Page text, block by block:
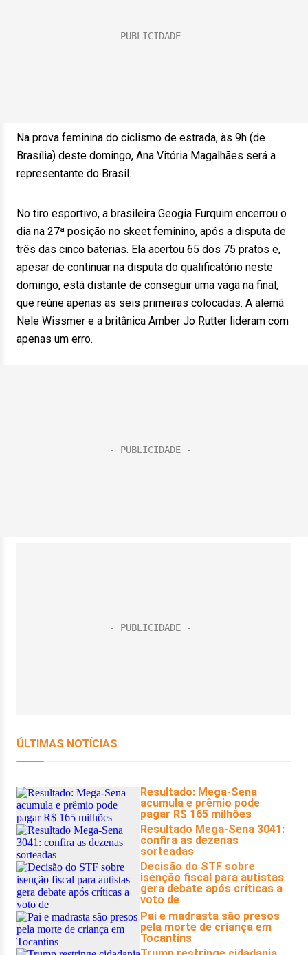
Na prova feminina do ciclismo de estrada, às 9h (de
Brasília) deste domingo, Ana Vitória Magalhães será a
representante do Brasil.
No tiro esportivo, a brasileira Geogia Furquim encerrou o
dia na 27ª posição no skeet feminino, após a disputa de
três das cinco baterias. Ela acertou 65 dos 75 pratos e,
apesar de continuar na disputa do qualificatório neste
domingo, está distante de conseguir uma vaga na final,
que reúne apenas as seis primeiras colocadas. A alemã
Nele Wissmer e a britânica Amber Jo Rutter lideram com
apenas um erro.